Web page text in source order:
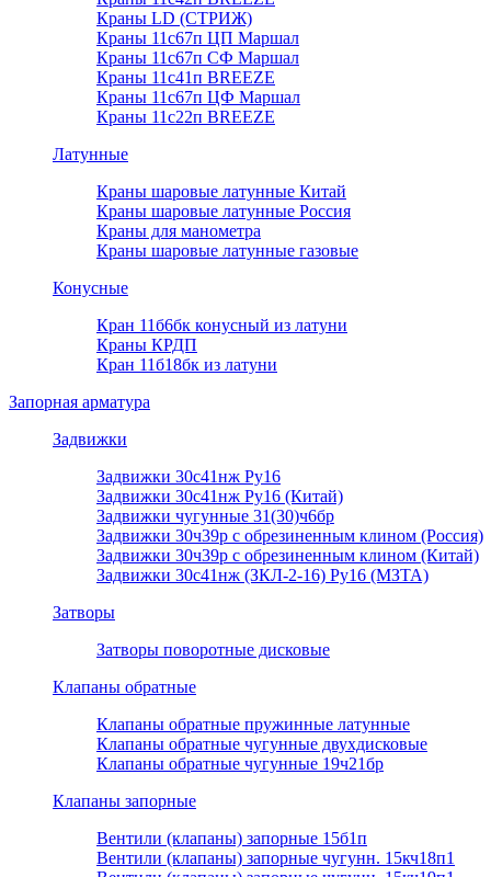
Краны LD (СТРИЖ)
Краны 11с67п ЦП Маршал
Краны 11с67п СФ Маршал
Краны 11с41п BREEZE
Краны 11с67п ЦФ Маршал
Краны 11с22п BREEZE
Латунные
Краны шаровые латунные Китай
Краны шаровые латунные Россия
Краны для манометра
Краны шаровые латунные газовые
Конусные
Кран 11б6бк конусный из латуни
Краны КРДП
Кран 11б18бк из латуни
Запорная арматура
Задвижки
Задвижки 30с41нж Ру16
Задвижки 30с41нж Ру16 (Китай)
Задвижки чугунные 31(30)ч6бр
Задвижки 30ч39р с обрезиненным клином (Россия)
Задвижки 30ч39р с обрезиненным клином (Китай)
Задвижки 30с41нж (ЗКЛ-2-16) Ру16 (МЗТА)
Затворы
Затворы поворотные дисковые
Клапаны обратные
Клапаны обратные пружинные латунные
Клапаны обратные чугунные двухдисковые
Клапаны обратные чугунные 19ч21бр
Клапаны запорные
Вентили (клапаны) запорные 15б1п
Вентили (клапаны) запорные чугунн. 15кч18п1